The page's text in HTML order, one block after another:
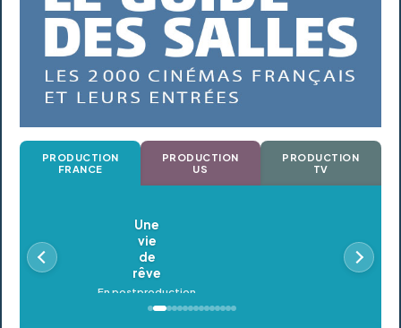
PRODUCTION
FRANCE
PRODUCTION
US
PRODUCTION
TV
Oldeupe
En postproduction